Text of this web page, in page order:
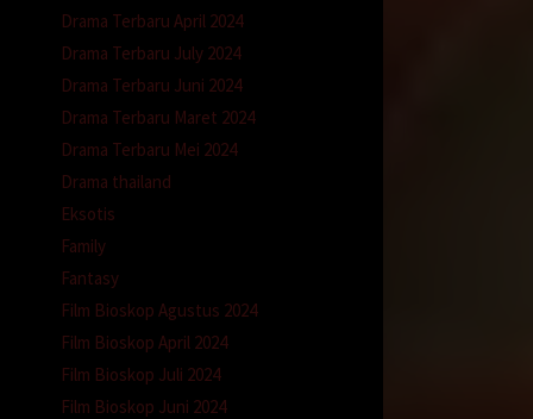
Drama Terbaru April 2024
Drama Terbaru July 2024
Drama Terbaru Juni 2024
Drama Terbaru Maret 2024
Drama Terbaru Mei 2024
Drama thailand
Eksotis
Family
Fantasy
Film Bioskop Agustus 2024
Film Bioskop April 2024
Film Bioskop Juli 2024
Film Bioskop Juni 2024